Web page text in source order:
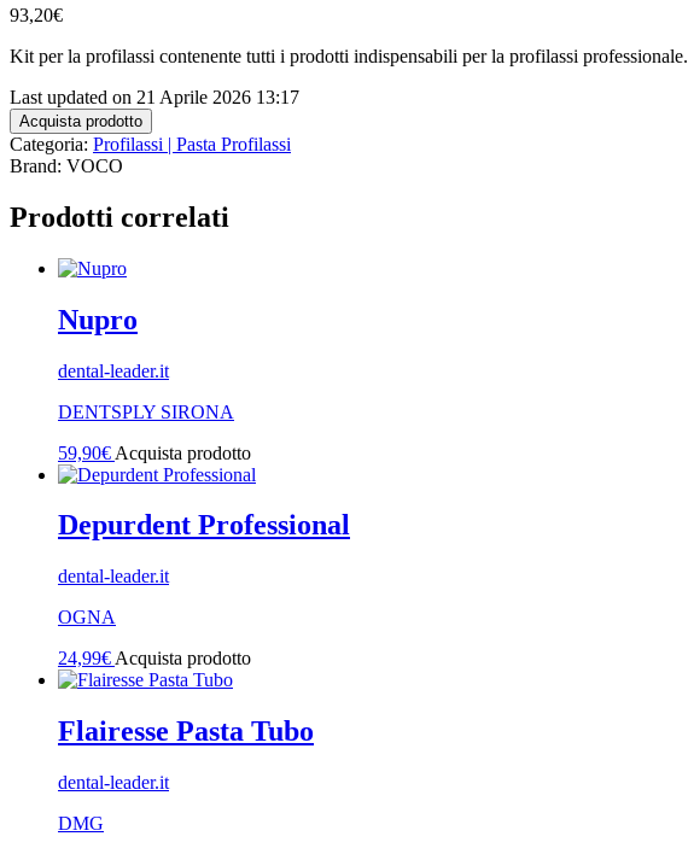
93,20€
Kit per la profilassi contenente tutti i prodotti indispensabili per la profilassi professionale.
Last updated on 21 Aprile 2026 13:17
Acquista prodotto
Categoria: Profilassi | Pasta Profilassi
Brand: VOCO
Prodotti correlati
Nupro
dental-leader.it
DENTSPLY SIRONA
59,90€ Acquista prodotto
Depurdent Professional
dental-leader.it
OGNA
24,99€ Acquista prodotto
Flairesse Pasta Tubo
dental-leader.it
DMG